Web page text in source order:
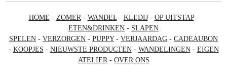
HOME - ZOMER - WANDEL- KLEDIJ- OP UITSTAP-
ETEN&DRINKEN - SLAPEN
SPELEN - VERZORGEN - PUPPY- VERJAARDAG - CADEAUBON
- KOOPJES - NIEUWSTE PRODUCTEN- WANDELINGEN- EIGEN
ATELIER - OVER ONS